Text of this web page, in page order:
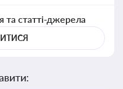
та статті-джерела